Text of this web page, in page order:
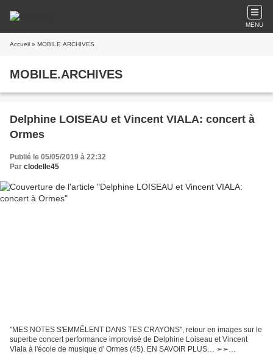
MENU
Accueil » MOBILE.ARCHIVES
MOBILE.ARCHIVES
Delphine LOISEAU et Vincent VIALA: concert à
Ormes
Publié le 05/05/2019 à 22:32
Par clodelle45
"MES NOTES S'EMMÊLENT DANS TES CRAYONS", retour en images sur le
superbe concert performance improvisé de Delphine Loiseau et Vincent
Viala à l'école de musique d' Ormes (45). EN SAVOIR PLUS… ➢➢